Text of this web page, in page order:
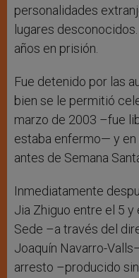
personalidades
lugares
años en prisión.
Fue detenido por las
bien se le permitió
marzo de 2003 –fue
estaba enfermo— y
antes de Semana
Inmediatamente
Jia Zhiguo entre el 5 y
Sede –a través del
Joaquín Navarro-
arresto –producido